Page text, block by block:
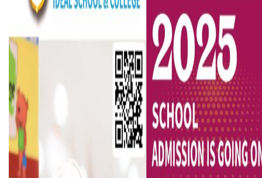
সৌদিতে ব্যাপক ধরপাকড়, এক সপ্তাহেই ২১ হাজারের বেশি
বৈষম্যবিরোধী ছাত্র আন্দোলনের সাধারণ সম্পাদকের পদত্যাগ